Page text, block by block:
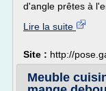
d'angle prêtes à
Lire la suite
Site : http://
Meuble